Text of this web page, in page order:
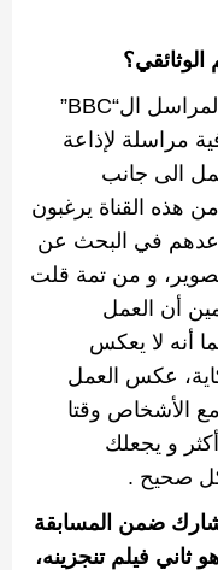
الوثائقي؟
ال“BBC”
مراسلة لإذاعة
الى جانب
هذه القناة يرغبون
في البحث عن
و من تمة قلت
أن العمل
أنه لا يعكس
عكس العمل
الأشخاص وقتا
و يجعلك
صحيح .
ضمن المسابقة
ثاني فيلم تنجزينه،